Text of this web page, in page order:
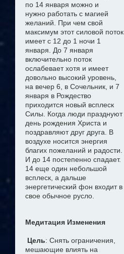
по 14 января можно и
нужно работать с магией
желаний . При чем свой
максимум этот силовой поток
имеет с 12 до 1 ночи 1
января. До 7 января
включительно поток
ослабевает хотя и имеет
довольно высокий уровень,
на вечер 6, в Сочельник, и 7
января в Рождество
приходится новый всплеск
Силы. Когда люди празднуют
день рождения Христа и
поздравляют друг друга. В
воздухе носится энергия
благих пожеланий и радости.
И до 14 постепенно спадает.
14 еще один небольшой
всплеск, а дальше
энергетический фон входит в
свое обычное русло.
Медитация Изменения
Цель: Снять ограничения,
мешающие влиять на